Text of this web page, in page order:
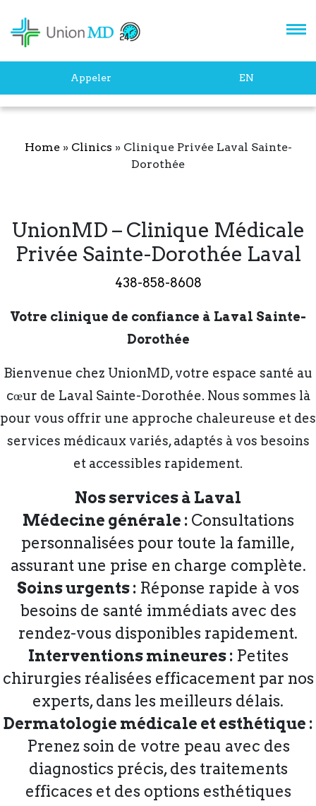
Appeler EN
Home» Clinics » Clinique Privée Laval Sainte-
Dorothée
UnionMD – Clinique Médicale
Privée Sainte-Dorothée Laval
438-858-8608
Votre clinique de confiance à Laval Sainte-
Dorothée
Bienvenue chez UnionMD, votre espace santé au
cœur de Laval Sainte-Dorothée. Nous sommes là
pour vous offrir une approche chaleureuse et des
services médicaux variés, adaptés à vos besoins
et accessibles rapidement.
Nos services à Laval
Médecine générale :Consultations
personnalisées pour toute la famille,
assurant une prise en charge complète.
Soins urgents : Réponse rapide à vos
besoins de santé immédiats avec des
rendez-vous disponibles rapidement.
Interventions mineures :Petites
chirurgies réalisées efficacement par nos
experts, dans les meilleurs délais.
Dermatologie médicale et esthétique :
Prenez soin de votre peau avec des
diagnostics précis, des traitements
efficaces et des options esthétiques